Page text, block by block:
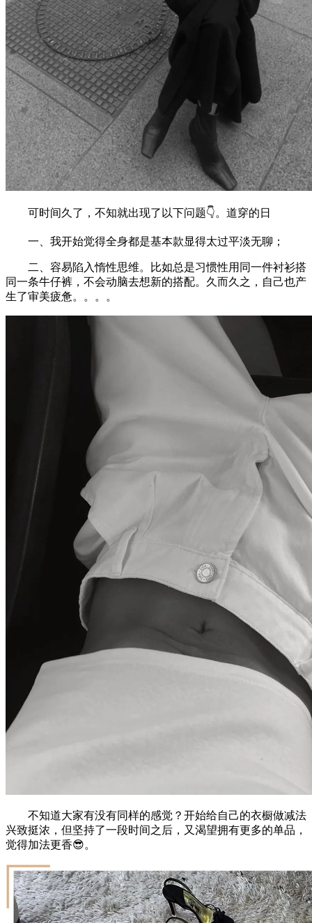
可时间久了，不知就出现了以下问题👇。道穿的日
一、我开始觉得全身都是基本款显得太过平淡无聊；
二、容易陷入惰性思维。比如总是习惯性用同一件衬衫搭
同一条牛仔裤，不会动脑去想新的搭配。久而久之，自己也产
生了审美疲惫。。。。
不知道大家有没有同样的感觉？开始给自己的衣橱做减法
兴致挺浓，但坚持了一段时间之后，又渴望拥有更多的单品，
觉得加法更香😎。